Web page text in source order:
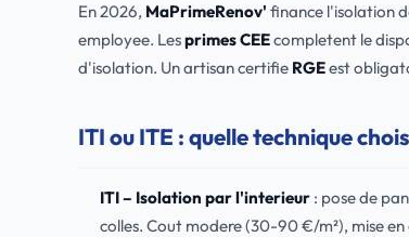
En 2026, MaPrimeRenov' finance l'isolation
employee. Lesprimes CEEcompletent le
d'isolation. Un artisan certifie RGEest
ITI ou ITE : quelle technique
ITI – Isolation par l'interieur: pose de
colles. Cout modere (30-90 €/m²), mise